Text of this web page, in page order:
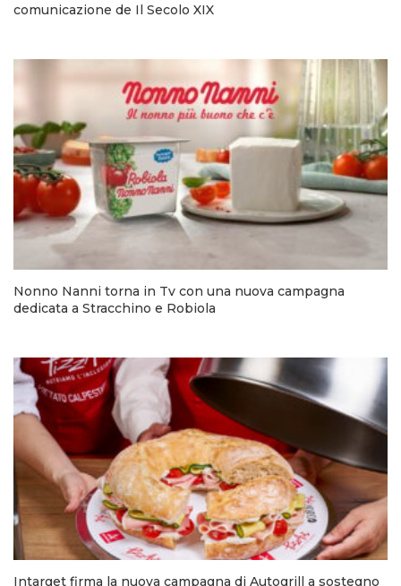
comunicazione de Il Secolo XIX
Nonno Nanni torna in Tv con una nuova campagna
dedicata a Stracchino e Robiola
Intarget firma la nuova campagna di Autogrill a sostegno